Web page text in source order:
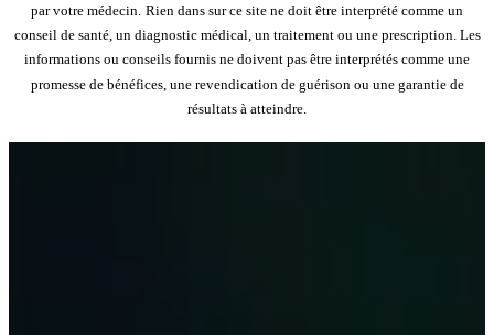
par votre médecin. Rien dans sur ce site ne doit être interprété comme un
conseil de santé, un diagnostic médical, un traitement ou une prescription. Les
informations ou conseils fournis ne doivent pas être interprétés comme une
promesse de bénéfices, une revendication de guérison ou une garantie de
résultats à atteindre.